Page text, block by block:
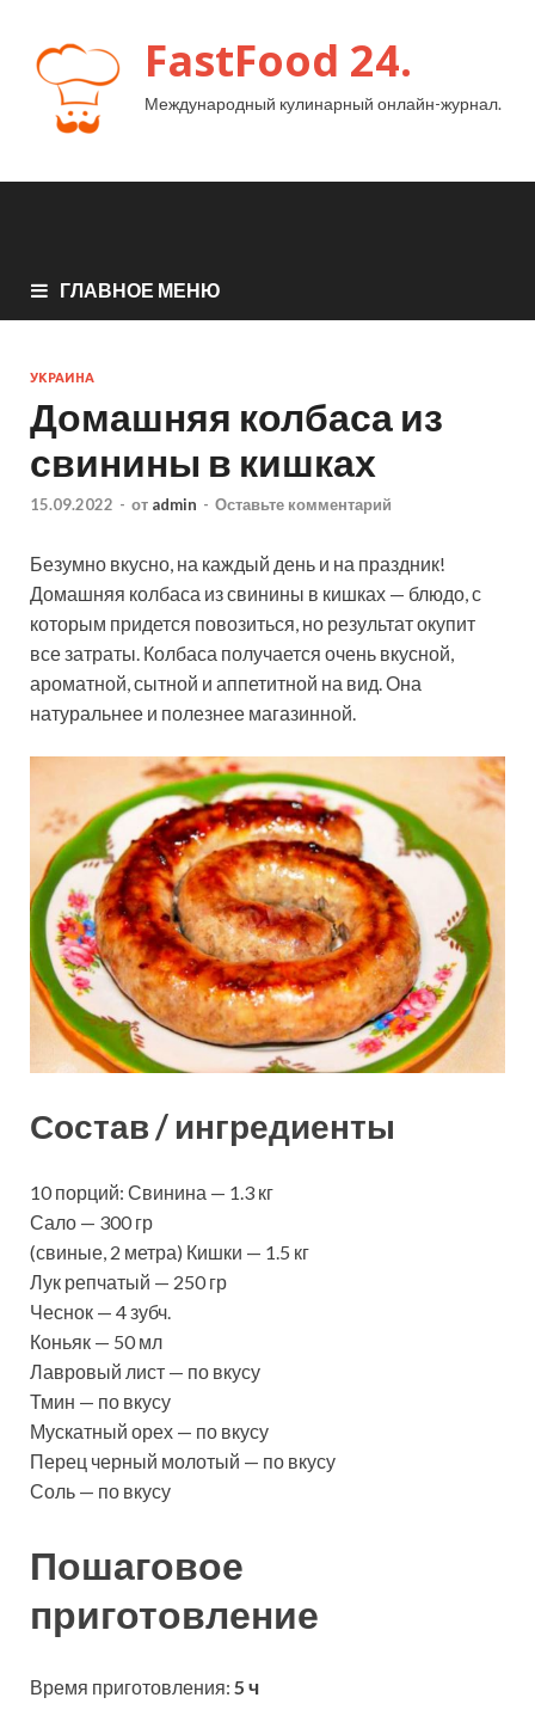
FastFood 24.
Международный кулинарный онлайн-журнал.
ГЛАВНОЕ МЕНЮ
УКРАИНА
Домашняя колбаса из
свинины в кишках
15.09.2022 - от admin - Оставьте комментарий
Безумно вкусно, на каждый день и на праздник!
Домашняя колбаса из свинины в кишках — блюдо, с
которым придется повозиться, но результат окупит
все затраты. Колбаса получается очень вкусной,
ароматной, сытной и аппетитной на вид. Она
натуральнее и полезнее магазинной.
Состав / ингредиенты
10 порций: Свинина — 1.3 кг
Сало — 300 гр
(свиные, 2 метра) Кишки — 1.5 кг
Лук репчатый — 250 гр
Чеснок — 4 зубч.
Коньяк — 50 мл
Лавровый лист — по вкусу
Тмин — по вкусу
Мускатный орех — по вкусу
Перец черный молотый — по вкусу
Соль — по вкусу
Пошаговое
приготовление
Время приготовления: 5 ч